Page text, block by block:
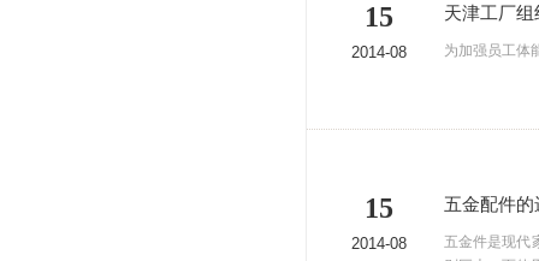
15
2014-08
天津工厂
为加强员工体
15
2014-08
五金配件
五金件是现代